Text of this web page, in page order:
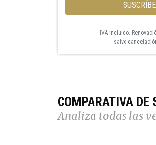
IVA incluido.
salvo
COMPARATIVA DE
Analiza todas las